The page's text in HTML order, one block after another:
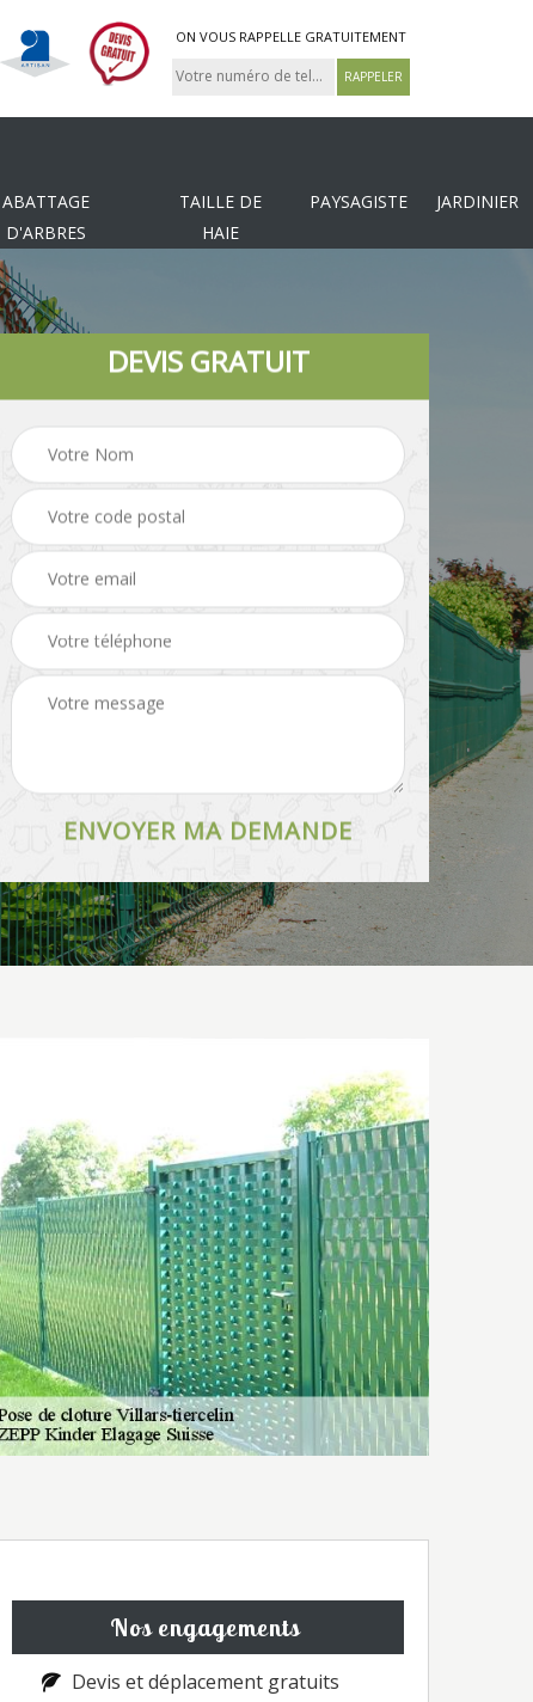
ON VOUS RAPPELLE GRATUITEMENT
ABATTAGE
D'ARBRES
TAILLE DE
HAIE
PAYSAGISTE JARDINIER
Tonte et réfection de Pose de clôture
DEVIS GRATUIT
Nos engagements
Devis et déplacement gratuits